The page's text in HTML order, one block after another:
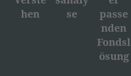
hen
se
passe
nden
Fondsl
ösung